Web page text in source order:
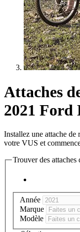
Attaches
2021 Ford
Installez une attache
votre VUS et
Trouver des attaches
Année
Marque
Modèle